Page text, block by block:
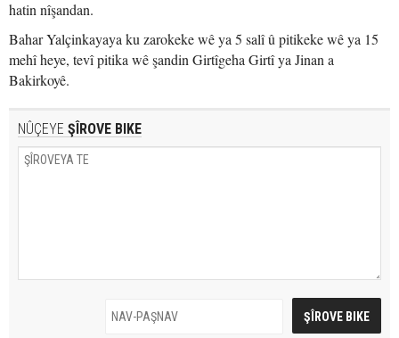
hatin nîşandan.
Bahar Yalçinkayaya ku zarokeke wê ya 5 salî û pitikeke wê ya 15
mehî heye, tevî pitika wê şandin Girtîgeha Girtî ya Jinan a
Bakirkoyê.
NÛÇEYE ŞÎROVE BIKE